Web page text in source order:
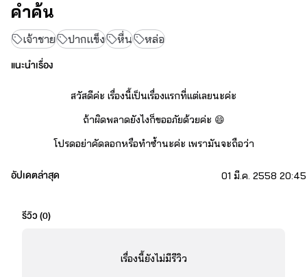
คำค้น
เจ้าชาย ปากแข็ง หื่น หล่อ
แนะนำเรื่อง
สวัสดีค่ะ เรื่องนี้เป็นเรื่องแรกที่แต่เลยนะค่ะ
ถ้าผิดพลาดยังไงก็ขออภัยด้วยค่ะ 😄
โปรดอย่าคัดลอกหรือทำซ้ำนะค่ะ เพรามันจะถือว่า
.
อัปเดตล่าสุด 01 มี.ค. 2558
รีวิว (0)
เรื่องนี้ยังไม่มีรีวิว